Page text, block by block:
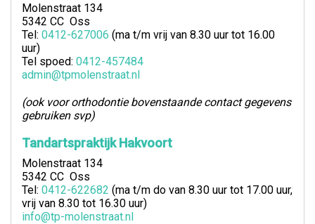
Molenstraat 134
5342 CC Oss
Tel: 0412-627006 (ma t/m vrij van 8.30 uur tot 16.00
uur)
Tel spoed: 0412-457484
admin@tpmolenstraat.nl
(ook voor orthodontie bovenstaande contact gegevens
gebruiken svp)
Tandartspraktijk Hakvoort
Molenstraat 134
5342 CC Oss
Tel: 0412-622682 (ma t/m do van 8.30 uur tot 17.00 uur,
vrij van 8.30 tot 16.30 uur)
info@tp-molenstraat.nl